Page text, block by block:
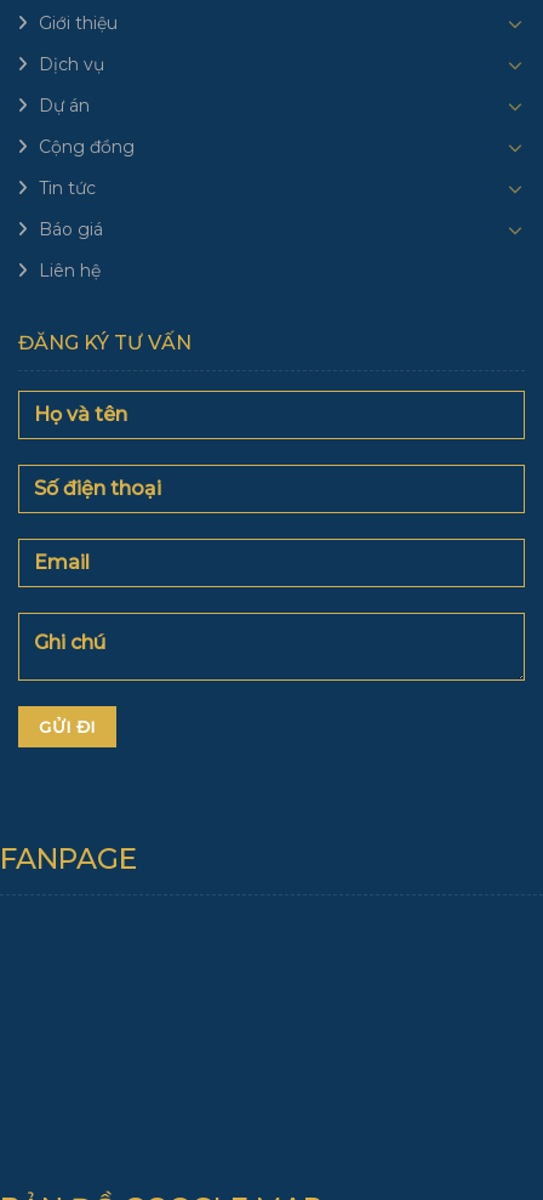
Giới thiệu
Dịch vụ
Dự án
Cộng đồng
Tin tức
Báo giá
Liên hệ
ĐĂNG KÝ TƯ VẤN
FANPAGE